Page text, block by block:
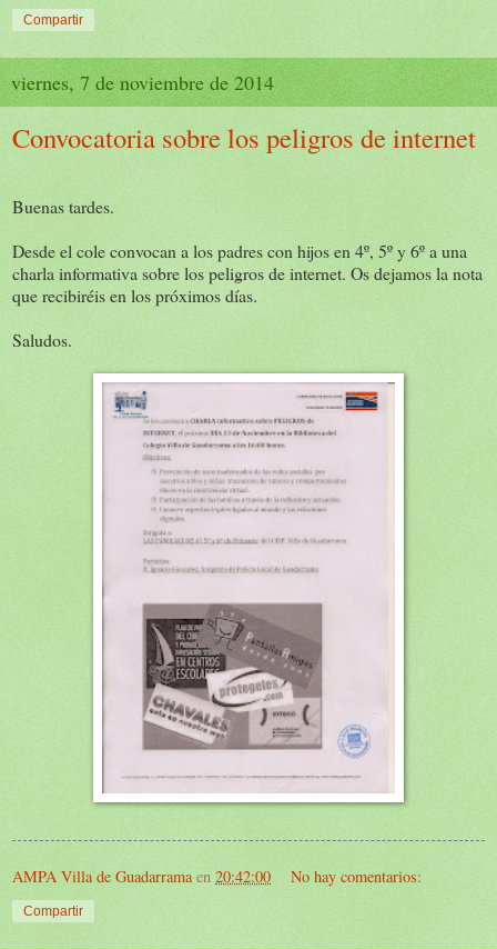
Compartir
viernes, 7 de noviembre de 2014
Convocatoria sobre los peligros de internet
Buenas tardes.
Desde el cole convocan a los padres con hijos en 4º, 5º y 6º a una
charla informativa sobre los peligros de internet. Os dejamos la nota
que recibiréis en los próximos días.
Saludos.
AMPA Villa de Guadarrama en 20:42:00 No hay comentarios:
Compartir